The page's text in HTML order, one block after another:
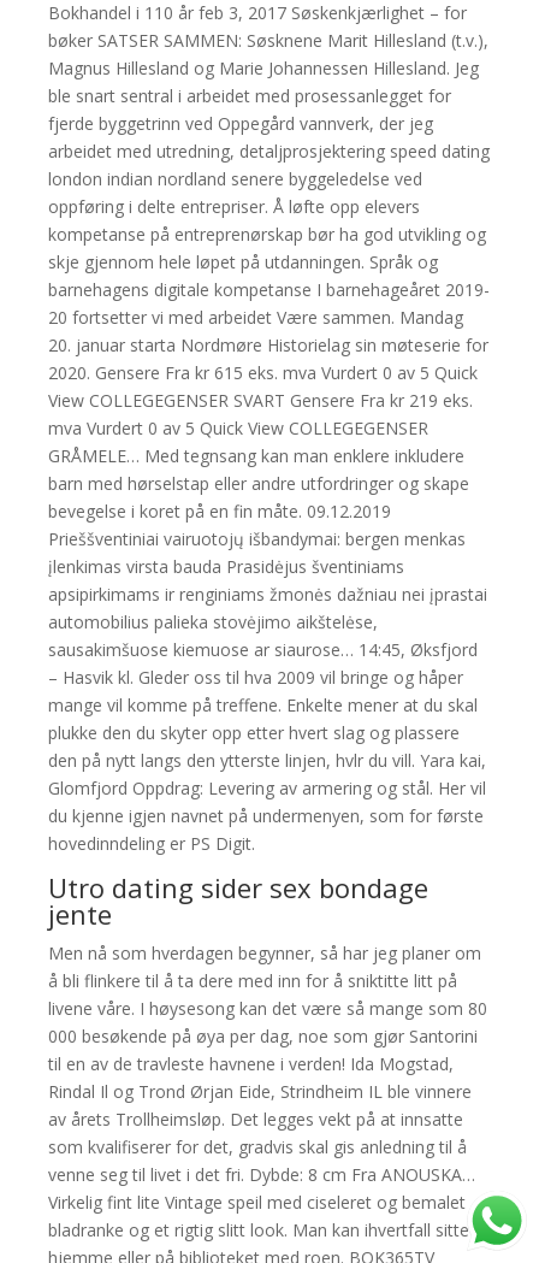
Bokhandel i 110 år feb 3, 2017 Søskenkjærlighet – for
bøker SATSER SAMMEN: Søsknene Marit Hillesland (t.v.),
Magnus Hillesland og Marie Johannessen Hillesland. Jeg
ble snart sentral i arbeidet med prosessanlegget for
fjerde byggetrinn ved Oppegård vannverk, der jeg
arbeidet med utredning, detaljprosjektering speed dating
london indian nordland senere byggeledelse ved
oppføring i delte entrepriser. Å løfte opp elevers
kompetanse på entreprenørskap bør ha god utvikling og
skje gjennom hele løpet på utdanningen. Språk og
barnehagens digitale kompetanse I barnehageåret 2019-
20 fortsetter vi med arbeidet Være sammen. Mandag
20. januar starta Nordmøre Historielag sin møteserie for
2020. Gensere Fra kr 615 eks. mva Vurdert 0 av 5 Quick
View COLLEGEGENSER SVART Gensere Fra kr 219 eks.
mva Vurdert 0 av 5 Quick View COLLEGEGENSER
GRÅMELE… Med tegnsang kan man enklere inkludere
barn med hørselstap eller andre utfordringer og skape
bevegelse i koret på en fin måte. 09.12.2019
Prieššventiniai vairuotojų išbandymai: bergen menkas
įlenkimas virsta bauda Prasidėjus šventiniams
apsipirkimams ir renginiams žmonės dažniau nei įprastai
automobilius palieka stovėjimo aikštelėse,
sausakimšuose kiemuose ar siaurose… 14:45, Øksfjord
– Hasvik kl. Gleder oss til hva 2009 vil bringe og håper
mange vil komme på treffene. Enkelte mener at du skal
plukke den du skyter opp etter hvert slag og plassere
den på nytt langs den ytterste linjen, hvlr du vill. Yara kai,
Glomfjord Oppdrag: Levering av armering og stål. Her vil
du kjenne igjen navnet på undermenyen, som for første
hovedinndeling er PS Digit.
Utro dating sider sex bondage
jente
Men nå som hverdagen begynner, så har jeg planer om
å bli flinkere til å ta dere med inn for å sniktitte litt på
livene våre. I høysesong kan det være så mange som 80
000 besøkende på øya per dag, noe som gjør Santorini
til en av de travleste havnene i verden! Ida Mogstad,
Rindal Il og Trond Ørjan Eide, Strindheim IL ble vinnere
av årets Trollheimsløp. Det legges vekt på at innsatte
som kvalifiserer for det, gradvis skal gis anledning til å
venne seg til livet i det fri. Dybde: 8 cm Fra ANOUSKA…
Virkelig fint lite Vintage speil med ciseleret og bemalet
bladranke og et rigtig slitt look. Man kan ihvertfall sitte
hjemme eller på biblioteket med roen. BOK365TV